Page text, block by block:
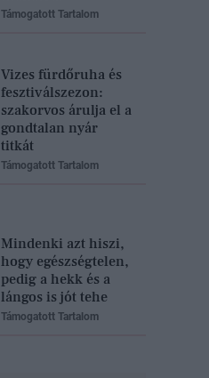
Támogatott Tartalom
Vizes fürdőruha és
fesztiválszezon:
szakorvos árulja el a
gondtalan nyár
titkát
Támogatott Tartalom
Mindenki azt hiszi,
hogy egészségtelen,
pedig a hekk és a
lángos is jót tehe
Támogatott Tartalom